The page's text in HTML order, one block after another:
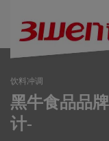
饮料冲调
黑牛食品品
计-